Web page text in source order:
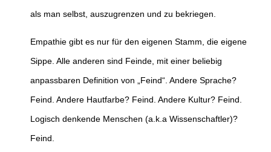
als man selbst, auszugrenzen und zu bekriegen.
Empathie gibt es nur für den eigenen Stamm, die eigene
Sippe. Alle anderen sind Feinde, mit einer beliebig
anpassbaren Definition von „Feind“. Andere Sprache?
Feind. Andere Hautfarbe? Feind. Andere Kultur? Feind.
Logisch denkende Menschen (a.k.a Wissenschaftler)?
Feind.